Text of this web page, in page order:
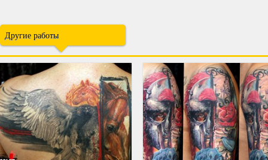
Другие работы